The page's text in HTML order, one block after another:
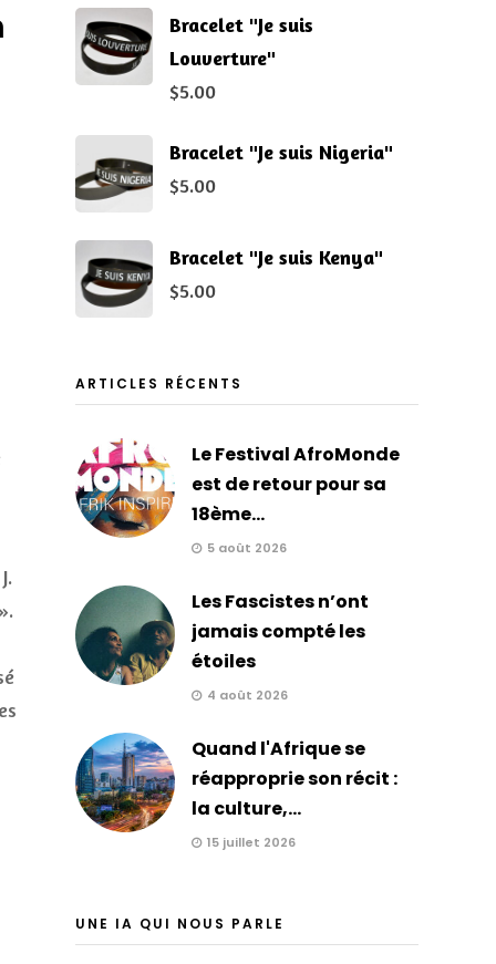
Bracelet "Je suis
Louverture"
$5.00
Bracelet "Je suis Nigeria"
$5.00
Bracelet "Je suis Kenya"
$5.00
ARTICLES RÉCENTS
Le Festival AfroMonde
est de retour pour sa
18ème...
5 août 2026
Les Fascistes n’ont
jamais compté les
étoiles
4 août 2026
Quand l'Afrique se
réapproprie son récit :
la culture,...
15 juillet 2026
UNE IA QUI NOUS PARLE